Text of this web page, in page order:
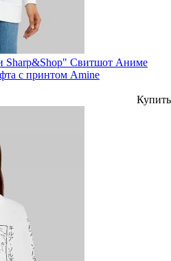
Sharp&Shop" Свитшот Аниме
с принтом Amine
Купить